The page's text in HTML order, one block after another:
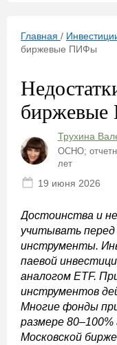
Главная /
биржевые ПИФы
Трухина
ОСНО;
лет
19 июня 2026
Достоинства и
учитывать
инструменты.
паевой
аналогом ETF.
инструментов
Многие фонды
размере
Московской